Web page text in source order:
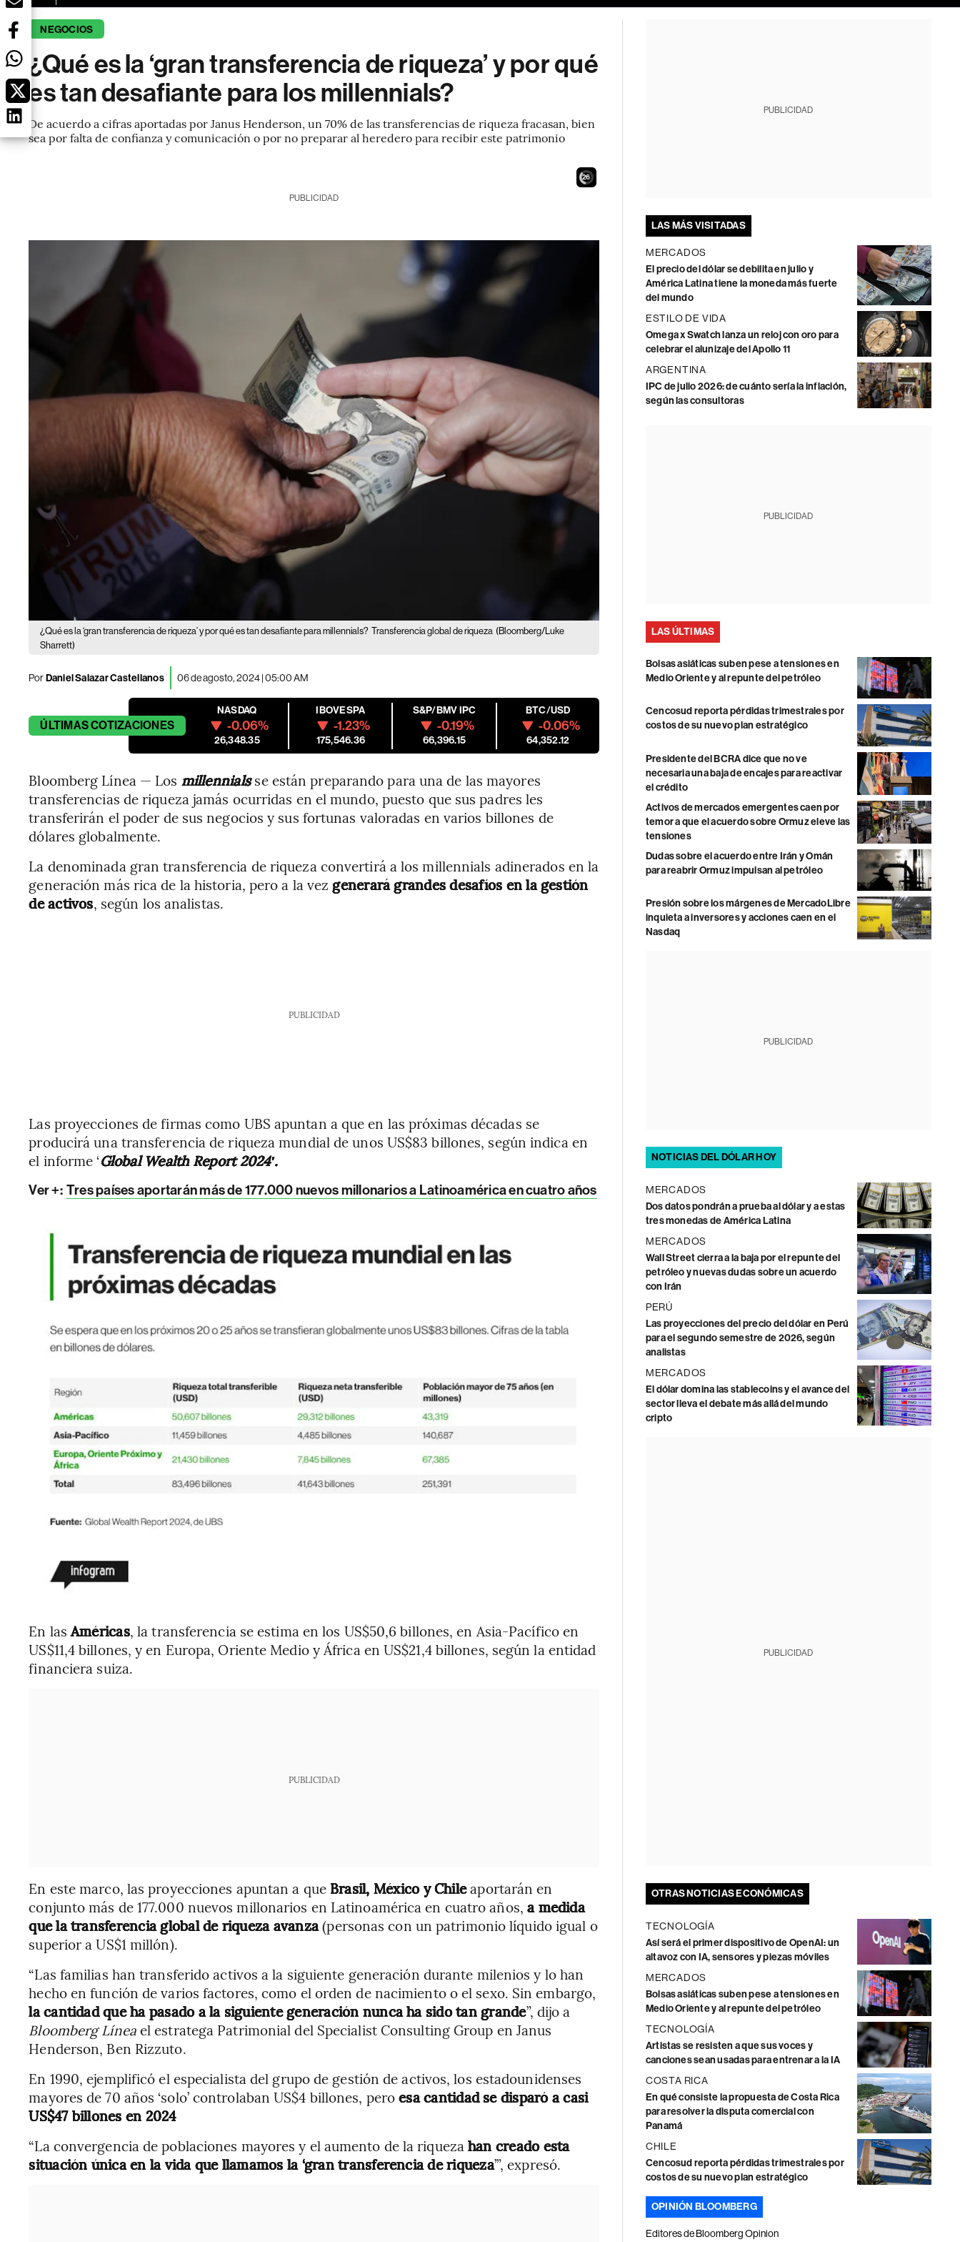
NEGOCIOS
¿Qué es la ‘gran transferencia de riqueza’ y por qué
es tan desafiante para los millennials?
De acuerdo a cifras aportadas por Janus Henderson, un 70% de las transferencias de riqueza fracasan, bien
sea por falta de confianza y comunicación o por no preparar al heredero para recibir este patrimonio
24
PUBLICIDAD
¿Qué es la ‘gran transferencia de riqueza’ y por qué es tan desafiante para millennials? Transferencia global de riqueza (Bloomberg/Luke
Sharrett)
PorDaniel Salazar Castellanos 06 de agosto, 2024 | 05:00 AM
ÚLTIMASCOTIZACIONES
NASDAQ
-0.06%
26,348.35
IBOVESPA
-1.23%
175,546.36
S&P/BMV IPC
-0.19%
66,396.15
BTC/USD
-0.06%
64,352.12
Bloomberg Línea — Los millennialsse están preparando para una de las mayores
transferencias de riqueza jamás ocurridas en el mundo, puesto que sus padres les
transferirán el poder de sus negocios y sus fortunas valoradas en varios billones de
dólares globalmente.
La denominada gran transferencia de riqueza convertirá a los millennials adinerados en la
generación más rica de la historia, pero a la vez generará grandes desafíos en la gestión
de activos, según los analistas.
PUBLICIDAD
Las proyecciones de firmas como UBS apuntan a que en las próximas décadas se
producirá una transferencia de riqueza mundial de unos US$83 billones, según indica en
el informe ‘Global Wealth Report 2024′.
Ver +: Tres países aportarán más de 177.000 nuevos millonarios a Latinoamérica en cuatro años
En lasAméricas, la transferencia se estima en los US$50,6 billones, en Asia-Pacífico en
US$11,4 billones, y en Europa, Oriente Medio y África en US$21,4 billones, según la entidad
financiera suiza.
PUBLICIDAD
En este marco, las proyecciones apuntan a que Brasil, México y Chileaportarán en
conjunto más de 177.000 nuevos millonarios en Latinoamérica en cuatro años, a medida
que la transferencia global de riqueza avanza(personas con un patrimonio líquido igual o
superior a US$1 millón).
“Las familias han transferido activos a la siguiente generación durante milenios y lo han
hecho en función de varios factores, como el orden de nacimiento o el sexo. Sin embargo,
la cantidad que ha pasado a la siguiente generación nunca ha sido tan grande”, dijo a
Bloomberg Líneael estratega Patrimonial del Specialist Consulting Group en Janus
Henderson, Ben Rizzuto.
En 1990, ejemplificó el especialista del grupo de gestión de activos, los estadounidenses
mayores de 70 años ‘solo’ controlaban US$4 billones, peroesa cantidad se disparó a casi
US$47 billones en 2024
“La convergencia de poblaciones mayores y el aumento de la riquezahan creado esta
situación única en la vida que llamamos la ‘gran transferencia de riqueza’”, expresó.
PUBLICIDAD
LAS MÁS VISITADAS
MERCADOS
El precio del dólar se debilita en julio y
América Latina tiene la moneda más fuerte
del mundo
ESTILO DE VIDA
Omega x Swatch lanza un reloj con oro para
celebrar el alunizaje del Apollo 11
ARGENTINA
IPC de julio 2026: de cuánto sería la inflación,
según las consultoras
PUBLICIDAD
LAS ÚLTIMAS
Bolsas asiáticas suben pese a tensiones en
Medio Oriente y al repunte del petróleo
Cencosud reporta pérdidas trimestrales por
costos de su nuevo plan estratégico
Presidente del BCRA dice que no ve
necesaria una baja de encajes para reactivar
el crédito
Activos de mercados emergentes caen por
temor a que el acuerdo sobre Ormuz eleve las
tensiones
Dudas sobre el acuerdo entre Irán y Omán
para reabrir Ormuz impulsan al petróleo
Presión sobre los márgenes de MercadoLibre
inquieta a inversores y acciones caen en el
Nasdaq
PUBLICIDAD
NOTICIAS DEL DÓLAR HOY
MERCADOS
Dos datos pondrán a prueba al dólar y a estas
tres monedas de América Latina
MERCADOS
Wall Street cierra a la baja por el repunte del
petróleo y nuevas dudas sobre un acuerdo
con Irán
PERÚ
Las proyecciones del precio del dólar en Perú
para el segundo semestre de 2026, según
analistas
MERCADOS
El dólar domina las stablecoins y el avance del
sector lleva el debate más allá del mundo
cripto
PUBLICIDAD
OTRAS NOTICIAS ECONÓMICAS
TECNOLOGÍA
Así será el primer dispositivo de OpenAI: un
altavoz con IA, sensores y piezas móviles
MERCADOS
Bolsas asiáticas suben pese a tensiones en
Medio Oriente y al repunte del petróleo
TECNOLOGÍA
Artistas se resisten a que sus voces y
canciones sean usadas para entrenar a la IA
COSTA RICA
En qué consiste la propuesta de Costa Rica
para resolver la disputa comercial con
Panamá
CHILE
Cencosud reporta pérdidas trimestrales por
costos de su nuevo plan estratégico
OPINIÓN BLOOMBERG
Editores de Bloomberg Opinion